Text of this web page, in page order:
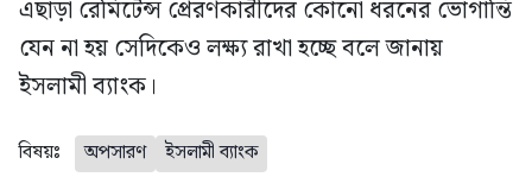
এছাড়া রেমিটেন্স প্রেরণকারীদের কোনো ধরনের ভোগান্তি
যেন না হয় সেদিকেও লক্ষ্য রাখা হচ্ছে বলে জানায়
ইসলামী ব্যাংক।
বিষয়ঃ অপসারণ ইসলামী ব্যাংক